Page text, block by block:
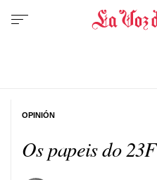
Os papeis do 23F
OPINIÓN